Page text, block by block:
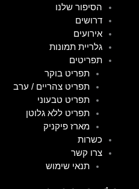
הסיפור שלנו
דרושים
אירועים
גלריית תמונות
תפריטים
תפריט בוקר
תפריט צהריים / ערב
תפריט טבעוני
תפריט ללא גלוטן
מארז פיקניק
כשרות
צרו קשר
תנאי שימוש